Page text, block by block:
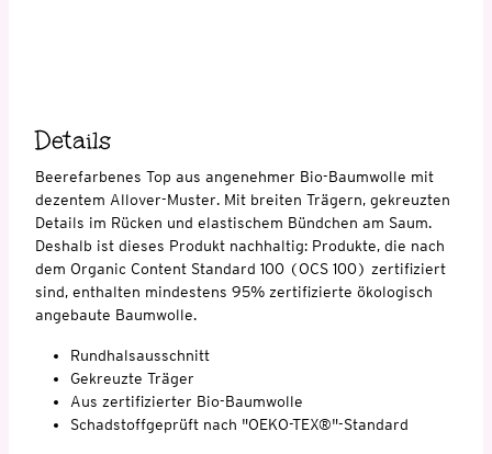
Details
Beerefarbenes Top aus angenehmer Bio-Baumwolle mit
dezentem Allover-Muster. Mit breiten Trägern, gekreuzten
Details im Rücken und elastischem Bündchen am Saum.
Deshalb ist dieses Produkt nachhaltig: Produkte, die nach
dem Organic Content Standard 100 (OCS 100) zertifiziert
sind, enthalten mindestens 95% zertifizierte ökologisch
angebaute Baumwolle.
Rundhalsausschnitt
Gekreuzte Träger
Aus zertifizierter Bio-Baumwolle
Schadstoffgeprüft nach "OEKO-TEX®"-Standard